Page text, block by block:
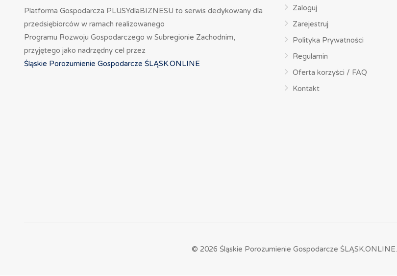
Platforma Gospodarcza PLUSYdlaBIZNESU to serwis dedykowany dla
przedsiębiorców w ramach realizowanego
Programu Rozwoju Gospodarczego w Subregionie Zachodnim,
przyjętego jako nadrzędny cel przez
Śląskie Porozumienie Gospodarcze ŚLĄSK.ONLINE
Zaloguj
Zarejestruj
Polityka Prywatności
Regulamin
Oferta korzyści / FAQ
Kontakt
© 2026 Śląskie Porozumienie Gospodarcze ŚLĄSK.ONLINE.